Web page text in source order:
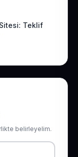
Teklif
belirleyelim.